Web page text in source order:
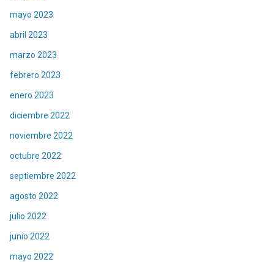
mayo 2023
abril 2023
marzo 2023
febrero 2023
enero 2023
diciembre 2022
noviembre 2022
octubre 2022
septiembre 2022
agosto 2022
julio 2022
junio 2022
mayo 2022